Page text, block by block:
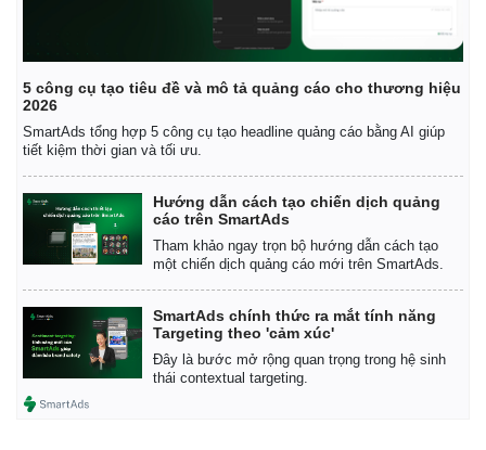
Lịch thi đấu bóng đá
Thế giới thể thao
eSports
Ô tô
Xe máy
Tư vấn
5 công cụ tạo tiêu đề và mô tả quảng cáo cho thương hiệu
2026
SmartAds tổng hợp 5 công cụ tạo headline quảng cáo bằng AI giúp
tiết kiệm thời gian và tối ưu.
Hướng dẫn cách tạo chiến dịch quảng
cáo trên SmartAds
Tham khảo ngay trọn bộ hướng dẫn cách tạo
một chiến dịch quảng cáo mới trên SmartAds.
SmartAds chính thức ra mắt tính năng
Targeting theo 'cảm xúc'
Đây là bước mở rộng quan trọng trong hệ sinh
thái contextual targeting.